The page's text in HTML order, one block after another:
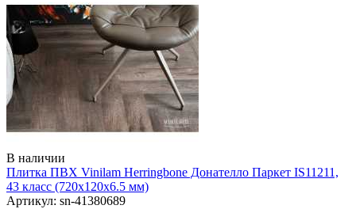
В наличии
Плитка ПВХ Vinilam Herringbone Донателло Паркет IS11211,
43 класс (720х120х6.5 мм)
Артикул: sn-41380689